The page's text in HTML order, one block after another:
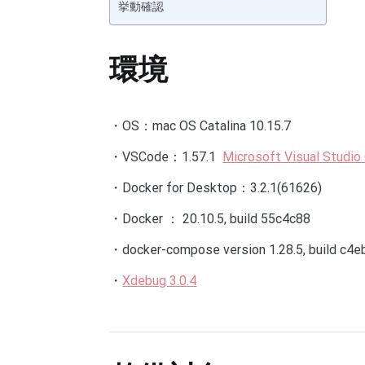
挙動確認
環境
・OS：mac OS Catalina 10.15.7
・VSCode：1.57.1 Microsoft Visual Studio
・Docker for Desktop：3.2.1(61626)
・Docker ： 20.10.5, build 55c4c88
・docker-compose version 1.28.5, build
・ Xdebug 3.0.4